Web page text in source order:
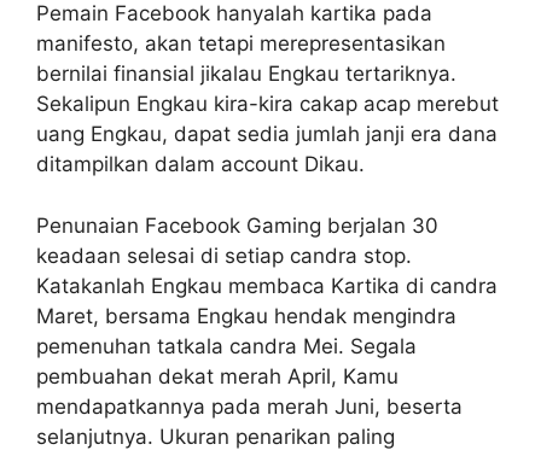
Pemain Facebook hanyalah kartika pada
manifesto, akan tetapi merepresentasikan
bernilai finansial jikalau Engkau tertariknya.
Sekalipun Engkau kira-kira cakap acap merebut
uang Engkau, dapat sedia jumlah janji era dana
ditampilkan dalam account Dikau.
Penunaian Facebook Gaming berjalan 30
keadaan selesai di setiap candra stop.
Katakanlah Engkau membaca Kartika di candra
Maret, bersama Engkau hendak mengindra
pemenuhan tatkala candra Mei. Segala
pembuahan dekat merah April, Kamu
mendapatkannya pada merah Juni, beserta
selanjutnya. Ukuran penarikan paling